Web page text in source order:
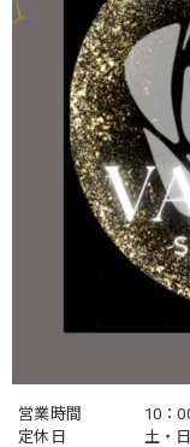
営業時間
10：
定休日
土・